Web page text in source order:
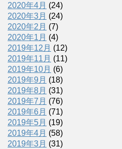
2020年4月 (24)
2020年3月 (24)
2020年2月 (7)
2020年1月 (4)
2019年12月 (12)
2019年11月 (11)
2019年10月 (6)
2019年9月 (18)
2019年8月 (31)
2019年7月 (76)
2019年6月 (71)
2019年5月 (19)
2019年4月 (58)
2019年3月 (31)